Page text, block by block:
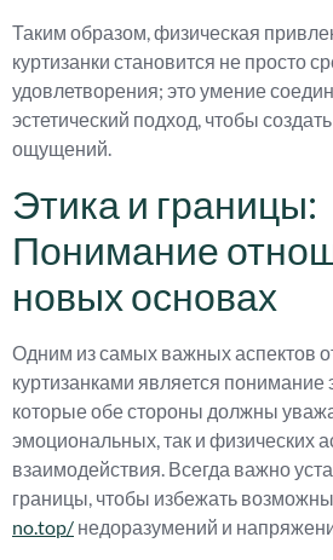
Таким образом, физическая
куртизанки становится не просто
удовлетворения; это умение
эстетический подход, чтобы
ощущений.
Этика и границы:
Понимание
новых основах
Одним из самых важных аспектов
куртизанками является понимание
которые обе стороны должны
эмоциональных, так и физических
взаимодействия. Всегда важно
границы, чтобы избежать
no.top/ недоразумений и